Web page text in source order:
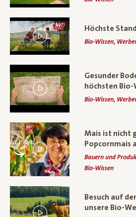
Höchste
Bio-Wissen,
Gesunder
höchsten Bio-
Bio-Wissen,
Mais ist nicht
Popcornmais
Bauern und
Bio-Wissen
Besuch auf
unsere Bio-